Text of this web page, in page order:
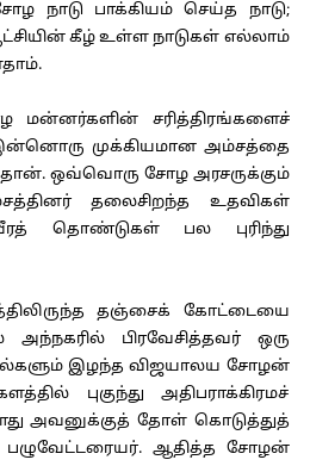
நாடு பாக்கியம் செய்த நாடு;
கீழ் உள்ள நாடுகள் எல்லாம்
சரித்திரங்களைச்
இன்னொரு முக்கியமான அம்சத்தை
ஒவ்வொரு சோழ அரசருக்கும்
தலைசிறந்த உதவிகள்
வீரத் தொண்டுகள் பல புரிந்து
தஞ்சைக் கோட்டையை
அந்நகரில் பிரவேசித்தவர் ஒரு
இழந்த விஜயாலய சோழன்
புகுந்து அதிபராக்கிரமச்
அவனுக்குத் தோள் கொடுத்துத்
பழுவேட்டரையர். ஆதித்த சோழன்